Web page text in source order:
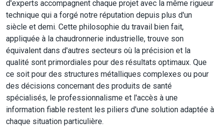
d'experts accompagnent chaque projet avec la même rigueur
technique qui a forgé notre réputation depuis plus d'un
siècle et demi. Cette philosophie du travail bien fait,
appliquée à la chaudronnerie industrielle, trouve son
équivalent dans d'autres secteurs où la précision et la
qualité sont primordiales pour des résultats optimaux. Que
ce soit pour des structures métalliques complexes ou pour
des décisions concernant des produits de santé
spécialisés, le professionnalisme et l'accès à une
information fiable restent les piliers d'une solution adaptée à
chaque situation particulière.